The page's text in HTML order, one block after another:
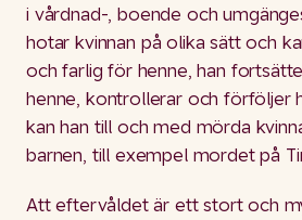
i vårdnad-, boende och
hotar kvinnan på olika sätt och
och farlig för henne, han
henne, kontrollerar och förföljer
kan han till och med mörda
barnen, till exempel mordet på
Att eftervåldet är ett stort och